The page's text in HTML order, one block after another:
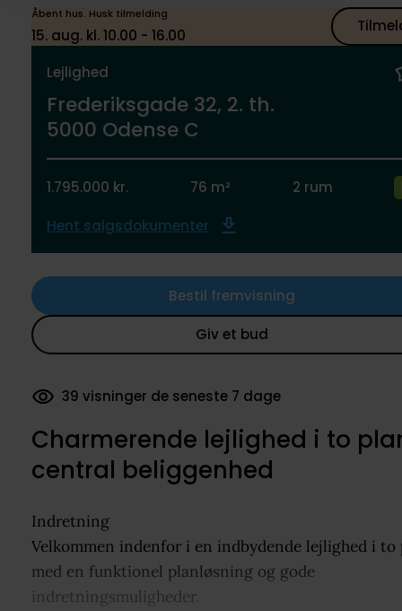
Åbent hus. Husk tilmelding
15. aug. kl. 10.00 - 16.00
Lejlighed
Frederiksgade 32, 2. th.
5000 Odense C
1.795.000 kr. 76 m² 2 rum
Hent salgsdokumenter
Giv et bud
Bestil fremvisning
39 visninger de seneste 7 dage
Charmerende lejlighed i to
central beliggenhed
Indretning
Velkommen indenfor i en indbydende lejlighed i to
med en funktionel planløsning og gode
indretningsmuligheder.